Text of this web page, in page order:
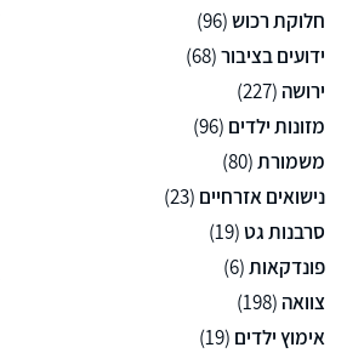
חלוקת רכוש(96)
ידועים בציבור(68)
ירושה (227)
מזונות ילדים (96)
משמורת(80)
נישואים אזרחיים (23)
סרבנות גט(19)
פונדקאות(6)
צוואה (198)
אימוץ ילדים (19)